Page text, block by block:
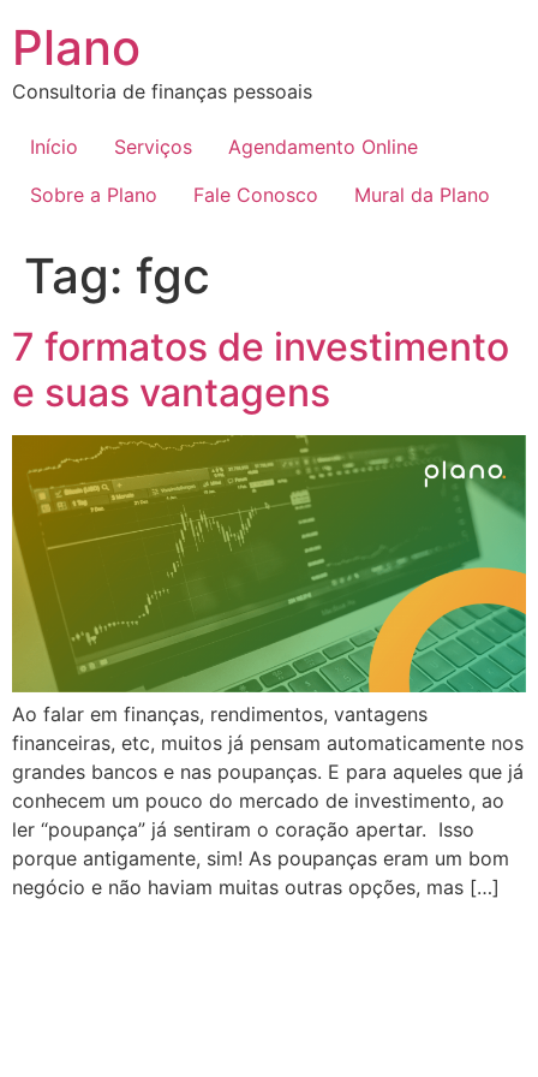
Plano
Consultoria de finanças pessoais
Início Serviços
Agendamento Online
Sobre a Plano
Fale Conosco Mural da Plano
Tag: fgc
7 formatos de investimento
e suas vantagens
Ao falar em finanças, rendimentos, vantagens
financeiras, etc, muitos já pensam automaticamente nos
grandes bancos e nas poupanças. E para aqueles que já
conhecem um pouco do mercado de investimento, ao
ler “poupança” já sentiram o coração apertar. Isso
porque antigamente, sim! As poupanças eram um bom
negócio e não haviam muitas outras opções, mas […]